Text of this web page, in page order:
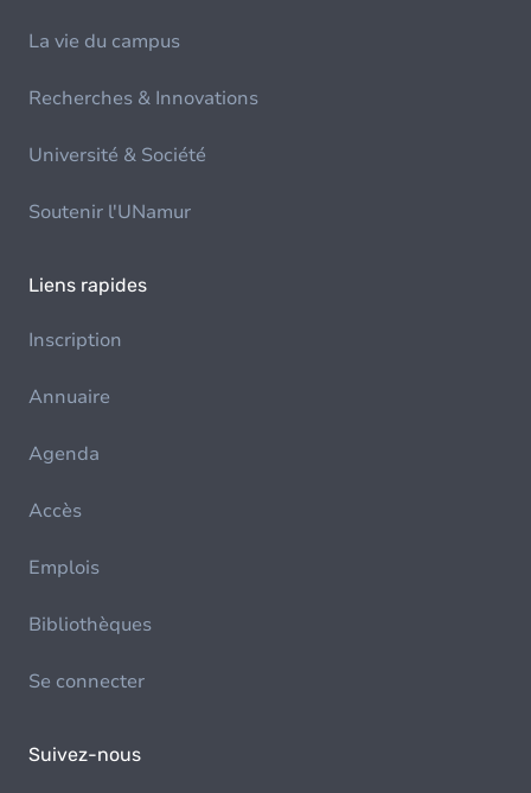
La vie du campus
Recherches & Innovations
Université & Société
Soutenir l'UNamur
Liens rapides
Inscription
Annuaire
Agenda
Accès
Emplois
Bibliothèques
Se connecter
Suivez-nous